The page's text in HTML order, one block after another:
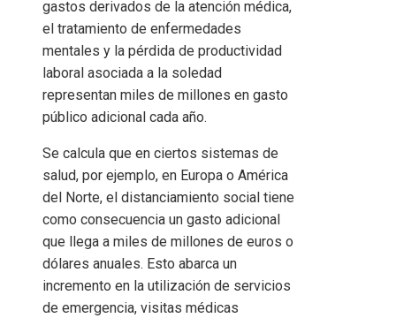
gastos derivados de la atención médica,
el tratamiento de enfermedades
mentales y la pérdida de productividad
laboral asociada a la soledad
representan miles de millones en gasto
público adicional cada año.
Se calcula que en ciertos sistemas de
salud, por ejemplo, en Europa o América
del Norte, el distanciamiento social tiene
como consecuencia un gasto adicional
que llega a miles de millones de euros o
dólares anuales. Esto abarca un
incremento en la utilización de servicios
de emergencia, visitas médicas